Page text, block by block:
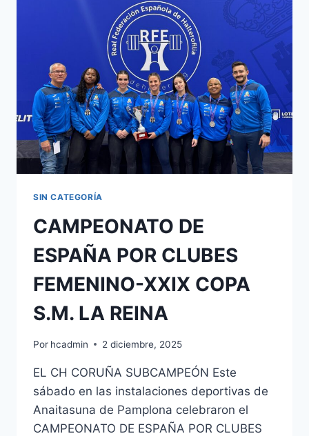
HALTEROFILIA
SIN CATEGORÍA
CAMPEONATO DE
ESPAÑA POR CLUBES
FEMENINO-XXIX COPA
S.M. LA REINA
Por hcadmin 2 diciembre, 2025
EL CH CORUÑA SUBCAMPEÓN Este
sábado en las instalaciones deportivas de
Anaitasuna de Pamplona celebraron el
CAMPEONATO DE ESPAÑA POR CLUBES